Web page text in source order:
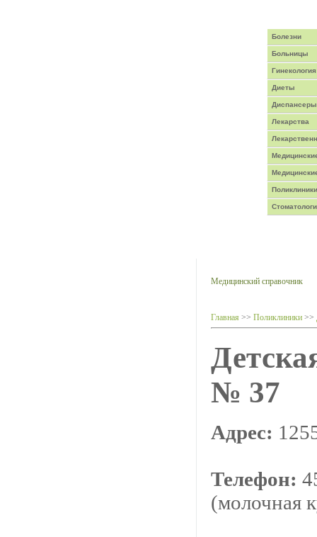
Болезни
Больницы
Гинекология
Диеты
Диспансеры
Лекарства
Поликлиники
Медицинский справочник
Главная >> Поликлиники >>
№ 37
Адрес:
Телефон:
(молочная